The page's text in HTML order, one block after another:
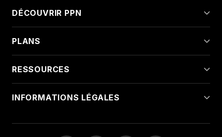
DÉCOUVRIR PPN
PLANS
RESSOURCES
INFORMATIONS LÉGALES